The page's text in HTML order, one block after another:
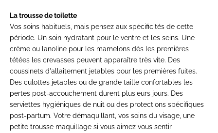
La trousse de toilette
Vos soins habituels, mais pensez aux spécificités de cette
période. Un soin hydratant pour le ventre et les seins. Une
crème ou lanoline pour les mamelons dès les premières
tétées les crevasses peuvent apparaître très vite. Des
coussinets d'allaitement jetables pour les premières fuites.
Des culottes jetables ou de grande taille confortables les
pertes post-accouchement durent plusieurs jours. Des
serviettes hygiéniques de nuit ou des protections spécifiques
post-partum. Votre démaquillant, vos soins du visage, une
petite trousse maquillage si vous aimez vous sentir